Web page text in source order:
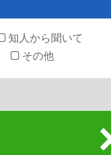
知人から聞いて
その他